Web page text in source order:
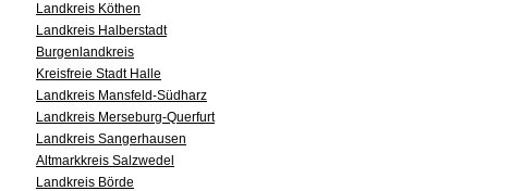
Landkreis Köthen
Landkreis Halberstadt
Burgenlandkreis
Kreisfreie Stadt Halle
Landkreis Mansfeld-Südharz
Landkreis Merseburg-Querfurt
Landkreis Sangerhausen
Altmarkkreis Salzwedel
Landkreis Börde